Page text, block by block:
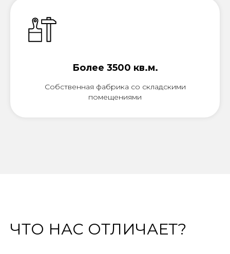
Более 3500 кв.м.
Собственная фабрика со складскими
помещениями
ЧТО НАС ОТЛИЧАЕТ?